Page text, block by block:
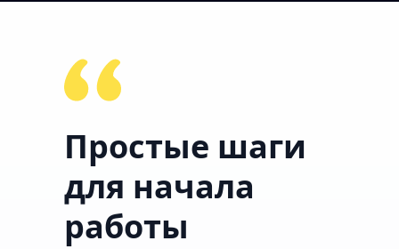
Простые шаги
для начала
работы